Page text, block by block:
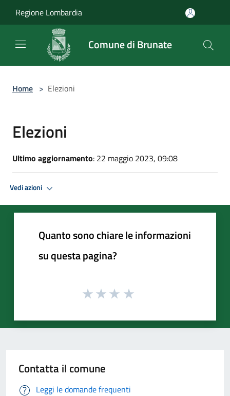
Regione Lombardia
Comune di Brunate
Home > Elezioni
Elezioni
Ultimo aggiornamento: 22 maggio 2023, 09:08
Vedi azioni
Quanto sono chiare le informazioni
su questa pagina?
Contatta il comune
Leggi le domande frequenti